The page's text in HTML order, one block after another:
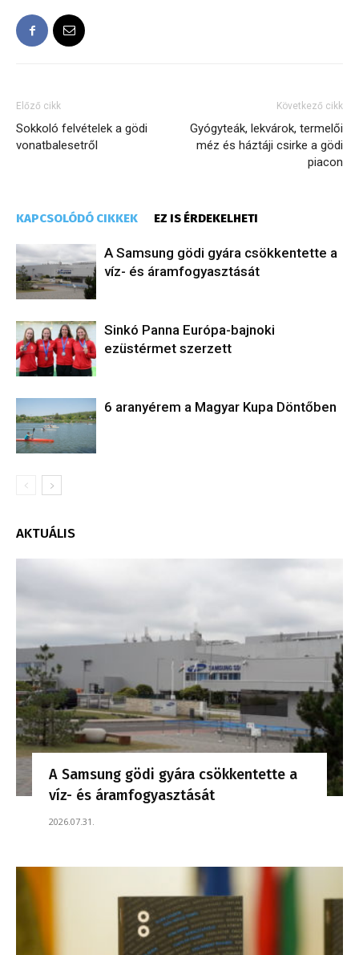
Előző cikk
Sokkoló felvételek a gödi
vonatbalesetről
Következő cikk
Gyógyteák, lekvárok, termelői
méz és háztáji csirke a gödi
piacon
KAPCSOLÓDÓ CIKKEK EZ IS ÉRDEKELHETI
A Samsung gödi gyára csökkentette a
víz- és áramfogyasztását
Sinkó Panna Európa-bajnoki
ezüstérmet szerzett
6 aranyérem a Magyar Kupa Döntőben
AKTUÁLIS
A Samsung gödi gyára csökkentette a
víz- és áramfogyasztását
2026.07.31.